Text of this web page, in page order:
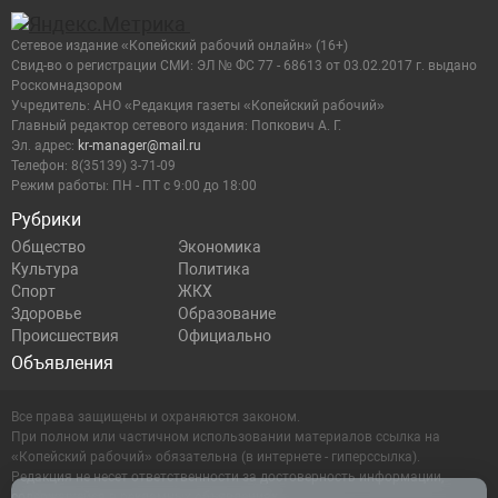
Рубрики
Общество
Экономика
Культура
Политика
Спорт
ЖКХ
Здоровье
Образование
Происшествия
Официально
Объявления
Сетевое издание «Копейский рабочий онлайн» (16+)
Cвид-во о регистрации СМИ: ЭЛ № ФС 77 - 68613 от 03.02.2017 г. выдано
Роскомнадзором
Учредитель: АНО «Редакция газеты «Копейский рабочий»
Главный редактор сетевого издания: Попкович А. Г.
Эл. адрес: kr-manager@mail.ru
Телефон: 8(35139) 3-71-09
Режим работы: ПН - ПТ с 9:00 до 18:00
Все права защищены и охраняются законом.
При полном или частичном использовании материалов ссылка на
«Копейский рабочий» обязательна (в интернете - гиперссылка).
Редакция не несет ответственности за достоверность информации,